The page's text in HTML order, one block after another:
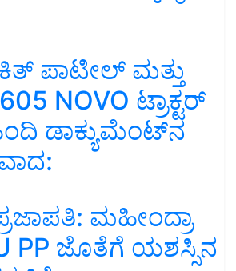
ಪಾಟೀಲ್ ಮತ್ತು
NOVO ಟ್ರಾಕ್ಟರ್
ಡಾಕ್ಯುಮೆಂಟ್‌ನ
ಮಹೀಂದ್ರಾ
PP ಜೊತೆಗೆ ಯಶಸ್ಸಿನ